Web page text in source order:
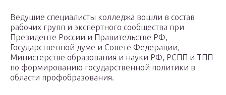
Ведущие специалисты колледжа вошли в состав
рабочих групп и экспертного сообщества при
Президенте России и Правительстве РФ,
Государственной думе и Совете Федерации,
Министерстве образования и науки РФ, РСПП и ТПП
по формированию государственной политики в
области профобразования.